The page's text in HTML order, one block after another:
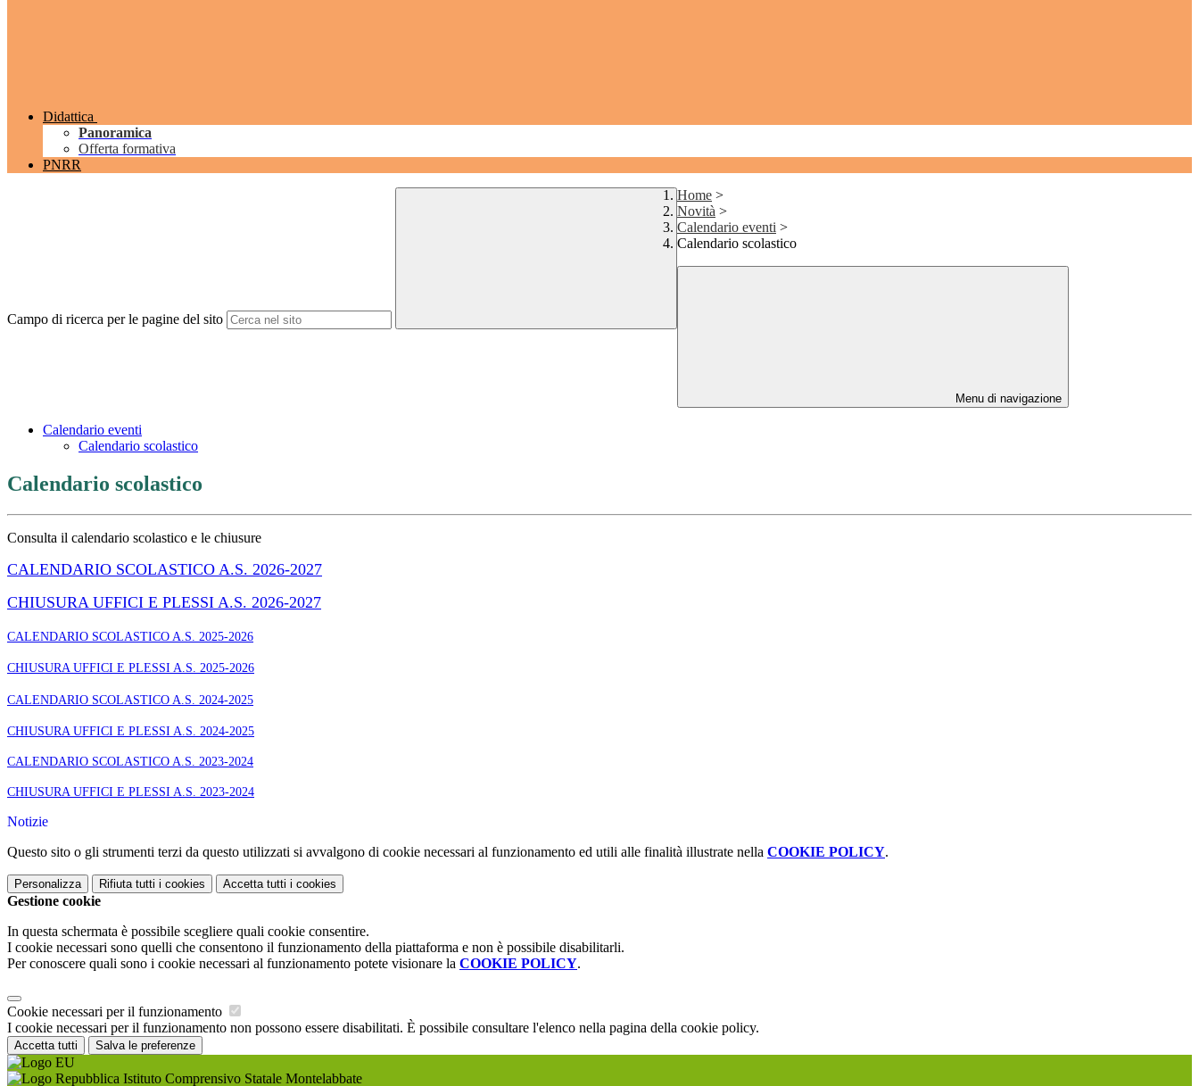
Didattica
Panoramica
Offerta formativa
PNRR
Campo di ricerca per le pagine del sito
Home >
Novità >
Calendario eventi >
Calendario scolastico
Menu di navigazione
Calendario eventi
Calendario scolastico
Calendario scolastico
Consulta il calendario scolastico e le chiusure
CALENDARIO SCOLASTICO A.S. 2026-2027
CHIUSURA UFFICI E PLESSI A.S. 2026-2027
CALENDARIO SCOLASTICO A.S. 2025-2026
CHIUSURA UFFICI E PLESSI A.S. 2025-2026
CALENDARIO SCOLASTICO A.S. 2024-2025
CHIUSURA UFFICI E PLESSI A.S. 2024-2025
CALENDARIO SCOLASTICO A.S. 2023-2024
CHIUSURA UFFICI E PLESSI A.S. 2023-2024
Notizie
Questo sito o gli strumenti terzi da questo utilizzati si avvalgono di cookie necessari al funzionamento ed utili alle finalità illustrate nella COOKIE POLICY.
Personalizza Rifiuta tutti i cookies Accetta tutti i cookies
Gestione cookie
In questa schermata è possibile scegliere quali cookie consentire.
I cookie necessari sono quelli che consentono il funzionamento della piattaforma e non è possibile disabilitarli.
Per conoscere quali sono i cookie necessari al funzionamento potete visionare la COOKIE POLICY.
Cookie necessari per il funzionamento
I cookie necessari per il funzionamento non possono essere disabilitati. È possibile consultare l'elenco nella pagina della cookie policy.
Accetta tutti Salva le preferenze
Istituto Comprensivo Statale Montelabbate